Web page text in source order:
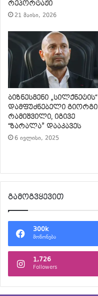
რეპორტაჟი
21 მაისი, 2026
ბიზნესმენი „სილქნეტის“
დამფუძნებელი გიორგი
რამიშვილი, იგივე
“ზარალა” დააკავეს
6 ივლისი, 2025
გამოგვყევით
300k
მოწონება
1,726
Followers